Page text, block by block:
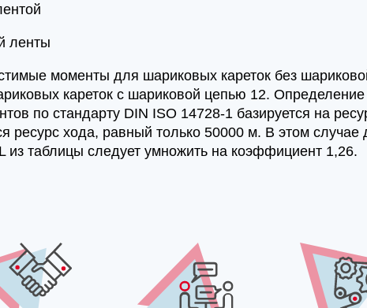
ленты
моменты для шариковых кареток без
кареток с шариковой цепью 12. Определение
по стандарту DIN ISO 14728-1 базируется на
ресурс хода, равный только 50000 м. В этом случае
из таблицы следует умножить на коэффициент 1,26.